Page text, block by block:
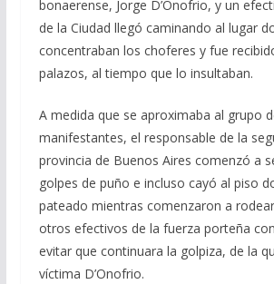
bonaerense, Jorge D’Onofrio, y un
de la Ciudad llegó caminando al lugar
concentraban los choferes y fue
palazos, al tiempo que lo insultaban.
A medida que se aproximaba al grupo
manifestantes, el responsable de la
provincia de Buenos Aires comenzó a
golpes de puño e incluso cayó al piso
pateado mientras comenzaron a
otros efectivos de la fuerza porteña
evitar que continuara la golpiza, de la
víctima D’Onofrio.